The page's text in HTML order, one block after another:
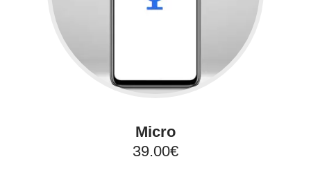
Micro
39.00€